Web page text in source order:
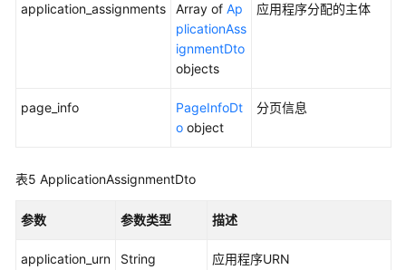
程
理
询
序
application_assignments Array of Ap
plicationAss
ignmentDto
objects
应用程序分配的主体
page_info
PageInfoDt
o object
分页信息
表5 ApplicationAssignmentDto
参数 参数类型 描述
application_urn String 应用程序URN